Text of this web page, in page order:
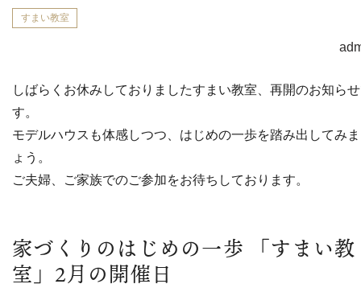
すまい教室
しばらくお休みしておりましたすまい教室、再開のお知ら
す。
モデルハウスも体感しつつ、はじめの一歩を踏み出してみ
ょう。
ご夫婦、ご家族でのご参加をお待ちしております。
家づくりのはじめの一歩 「すまい教
室」2月の開催日